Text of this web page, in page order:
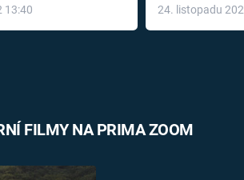
13:40
léky
24. listopadu
FILMY NA PRIMA ZOOM